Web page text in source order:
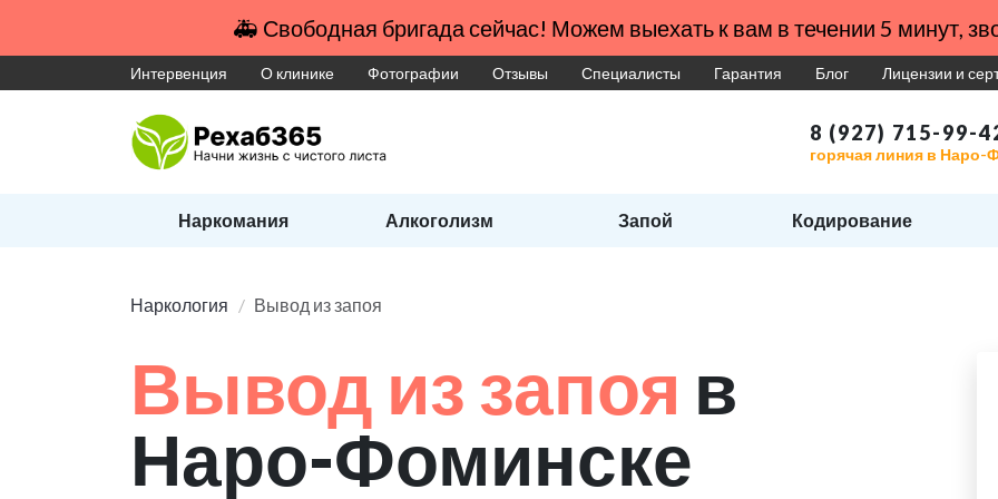
🚑 Свободная бригада сейчас! Можем выехать к вам в течении 5 минут,
Интервенция О клинике Фотографии Отзывы Специалисты Гарантия Блог Лицензии и
8 (927) 715-99-
горячая линия в Наро-
Наркомания Алкоголизм Запой Кодирование
Наркология Вывод из запоя
Вывод из запоя в
Наро-Фоминске